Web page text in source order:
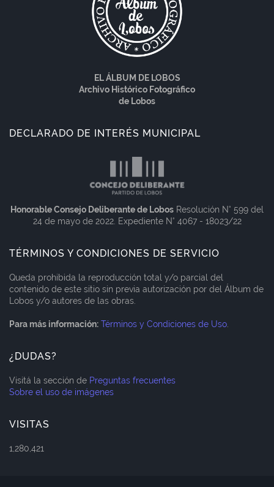
EL ÁLBUM DE LOBOS
Archivo Histórico Fotográfico
de Lobos
DECLARADO DE INTERÉS MUNICIPAL
Honorable Consejo Deliberante de Lobos Resolución N° 599 del
24 de mayo de 2022. Expediente N° 4067 - 18023/22
TÉRMINOS Y CONDICIONES DE SERVICIO
Queda prohibida la reproducción total y/o parcial del
contenido de este sitio sin previa autorización por del Álbum de
Lobos y/o autores de las obras.
Para más información: Términos y Condiciones de Uso
¿DUDAS?
Visitá la sección de Preguntas frecuentes
Sobre el uso de imágenes
VISITAS
1,280,421